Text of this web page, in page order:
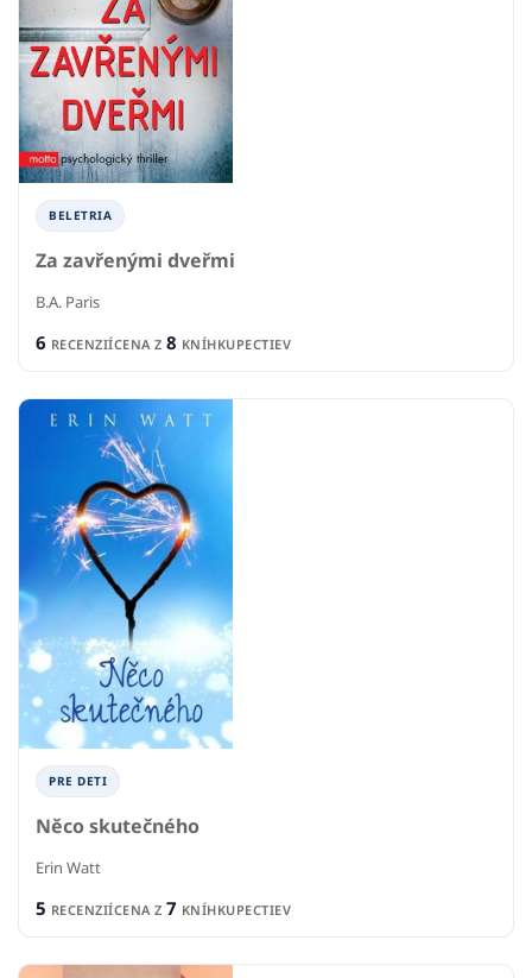
BELETRIA
Za zavřenými dveřmi
B.A. Paris
6 RECENZIÍCENA Z 8 KNÍHKUPECTIEV
PRE DETI
Něco skutečného
Erin Watt
5 RECENZIÍCENA Z 7 KNÍHKUPECTIEV